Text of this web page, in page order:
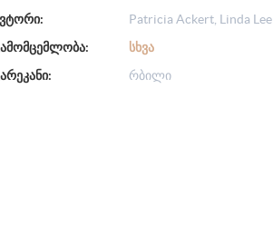
Patricia Ackert, Linda Lee
ᲡᲮᲕᲐ
რბილი